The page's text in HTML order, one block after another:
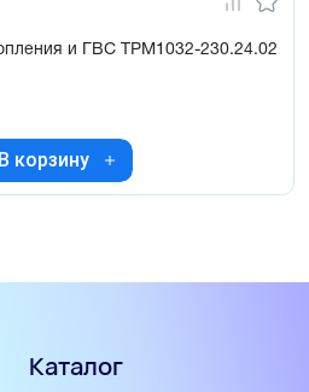
и ГВС ТРМ1032-230.24.02
В корзину
Каталог